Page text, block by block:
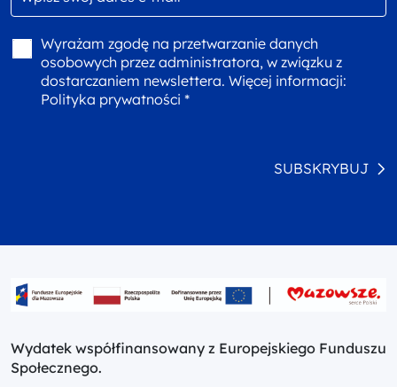
Wyrażam zgodę na przetwarzanie danych
osobowych przez administratora, w związku z
dostarczaniem newslettera. Więcej informacji:
Polityka prywatności *
SUBSKRYBUJ
Wydatek współfinansowany z Europejskiego Funduszu
Społecznego.